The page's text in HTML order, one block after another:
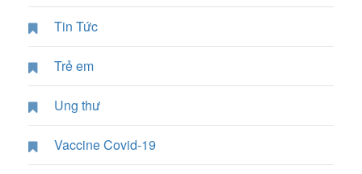
Tin Tức
Trẻ em
Ung thư
Vaccine Covid-19